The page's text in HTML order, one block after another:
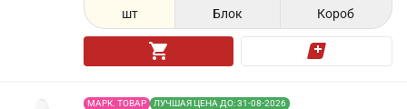
шт Блок Короб
МАРК. ТОВАР ЛУЧШАЯ ЦЕНА ДО: 31-08-2026